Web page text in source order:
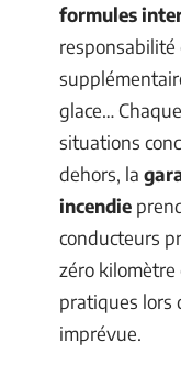
formules
responsabilité
glace…
situations
dehors, la
incendie
conducteurs
zéro
pratiques lors
imprévue.